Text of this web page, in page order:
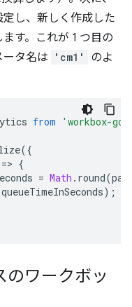
し、新しく作成した
す。これが 1 つ目の
ータ名は
'cm1'
のよ
from 'workbox-
({
=> {
= Math . round(
queueTimeInSeconds);
のワークボッ